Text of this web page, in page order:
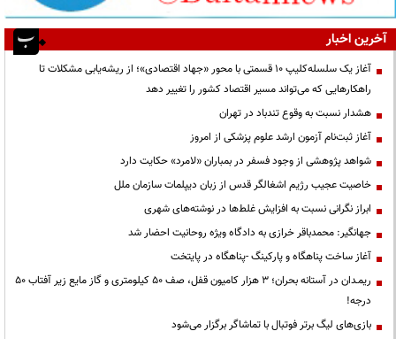
آخرین اخبار
آغاز یک سلسله‌کلیپ ۱۰ قسمتی با محور «جهاد اقتصادی»؛ از ریشه‌یابی مشکلات تا
راهکارهایی که می‌تواند مسیر اقتصاد کشور را تغییر دهد
هشدار نسبت به وقوع تندباد در تهران
آغاز ثبت‌نام آزمون ارشد علوم پزشکی از امروز
شواهد پژوهشی از وجود فسفر در بمباران «لامرد» حکایت دارد
خاصیت عجیب رژیم اشغالگر قدس از زبان دیپلمات سازمان ملل
ابراز نگرانی نسبت به افزایش غلط‌ها در نوشته‌های شهری
جهانگیر: محمدباقر خرازی به دادگاه ویژه روحانیت احضار شد
آغاز ساخت پناهگاه و پارکینگ -پناهگاه در پایتخت
ریمـدان در آستانه بحران؛ ۳ هزار کامیون قفل، صف ۵۰ کیلومتری و گاز مایع زیر آفتاب ۵۰
درجه!
بازی‌های لیگ برتر فوتبال با تماشاگر برگزار می‌شود